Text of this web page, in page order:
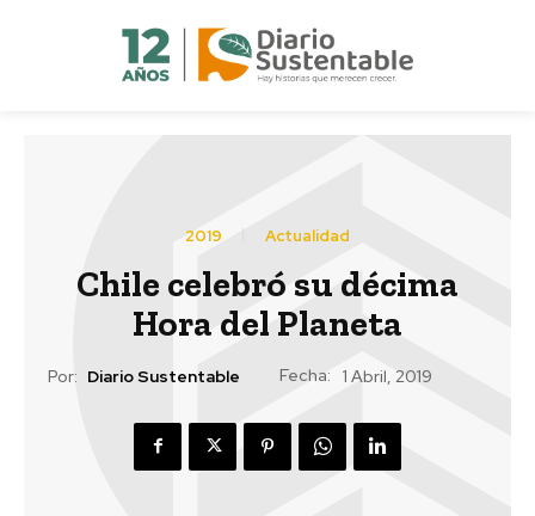
2019 Actualidad
Chile celebró su décima
Hora del Planeta
Por: Diario Sustentable Fecha: 1 Abril, 2019